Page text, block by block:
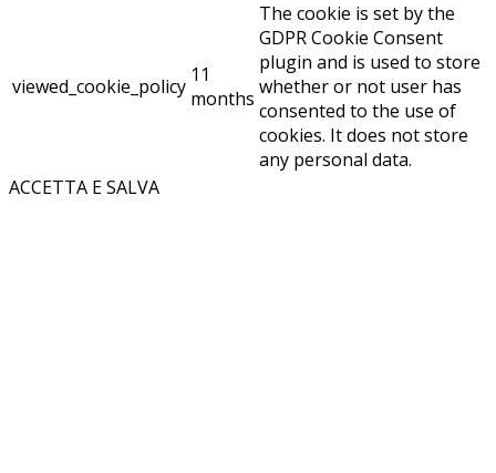
viewed_cookie_policy 11
months
The cookie is set by the
GDPR Cookie Consent
plugin and is used to store
whether or not user has
consented to the use of
cookies. It does not store
any personal data.
ACCETTA E SALVA